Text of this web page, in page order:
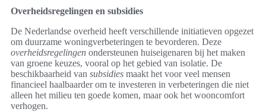
Overheidsregelingen en subsidies
De Nederlandse overheid heeft verschillende initiatieven opgezet
om duurzame woningverbeteringen te bevorderen. Deze
overheidsregelingen ondersteunen huiseigenaren bij het maken
van groene keuzes, vooral op het gebied van isolatie. De
beschikbaarheid van subsidies maakt het voor veel mensen
financieel haalbaarder om te investeren in verbeteringen die niet
alleen het milieu ten goede komen, maar ook het wooncomfort
verhogen.